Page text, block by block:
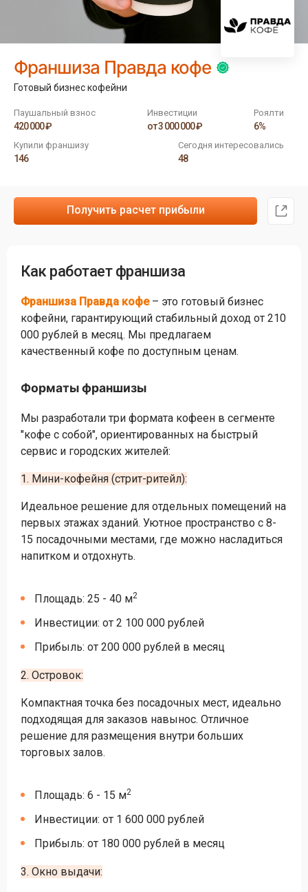
Франшиза Правда кофе
Готовый бизнес кофейни
Паушальный взнос
420 000 ₽
Инвестиции
от 3 000 000 ₽
Роялти
6%
Купили франшизу
146
Сегодня интересовались
48
Получить расчет прибыли
Как работает франшиза
Франшиза Правда кофе– это готовый бизнес
кофейни, гарантирующий стабильный доход от 210
000 рублей в месяц. Мы предлагаем
качественный кофе по доступным ценам.
Форматы франшизы
Мы разработали три формата кофеен в сегменте
"кофе с собой", ориентированных на быстрый
сервис и городских жителей:
1. Мини-кофейня (стрит-ритейл):
Идеальное решение для отдельных помещений на
первых этажах зданий. Уютное пространство с 8-
15 посадочными местами, где можно насладиться
напитком и отдохнуть.
Площадь: 25 - 40 м2
Инвестиции: от 2 100 000 рублей
Прибыль: от 200 000 рублей в месяц
2. Островок:
Компактная точка без посадочных мест, идеально
подходящая для заказов навынос. Отличное
решение для размещения внутри больших
торговых залов.
Площадь: 6 - 15 м2
Инвестиции: от 1 600 000 рублей
Прибыль: от 180 000 рублей в месяц
3. Окно выдачи: